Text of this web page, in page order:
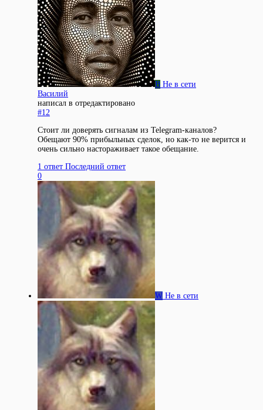
В Не в сети
Василий
написал в отредактировано
#12
Стоит ли доверять сигналам из Telegram-каналов?
Обещают 90% прибыльных сделок, но как-то не верится и
очень сильно настораживает такое обещание.
1 ответ Последний ответ
0
W Не в сети